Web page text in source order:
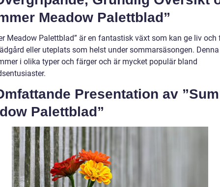
Meadow Palettblad”
Meadow Palettblad” är en fantastisk växt som kan ge liv och
eller uteplats som helst under sommarsäsongen.
i olika typer och färger och är mycket populär bland
Presentation av
Palettblad”